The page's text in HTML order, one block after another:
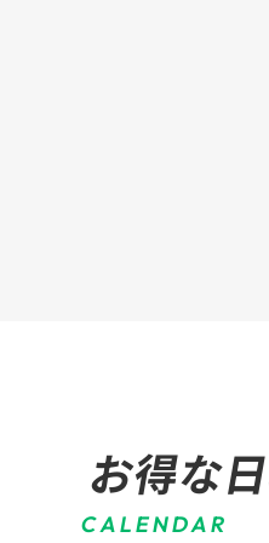
お得な
CALENDAR